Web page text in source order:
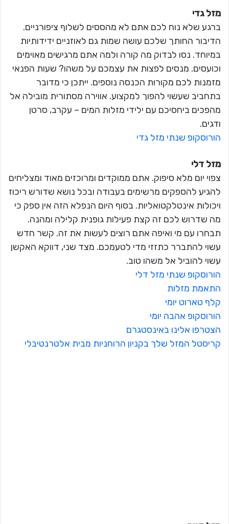
מזל גדי
ברגע שלא נוח לכם אתם לא מהססים לשלוף ציפורניים.
הדיבור החותך שלכם עושה שמות גם לאוזניים ידידותיות
במיוחד. נסו לבדוק מה קורה ולמה אתם מרגישים מאוימים
וכועסים. מנסים לפצות את עצמכם על משהו? שעות הפנאי
מזמנות לכם מקורות הכנסה נוספים. ייתכן כי מדובר
בתחביב שעשוי להפוך למקצוע. אווירה מסתורית מובילה אל
מהפכים ביחסיכם עם ילידי מזלות המים – עקרב, סרטן
ודגים.
הורוסקופ שנתי מזל גדי
מזל דלי
צפוי יום מלא סיפוק. אתם ממוקדים ומרוכזים מאוד ומצליחים
להגיע להספקים מרשימים בעבודה ובכל נושא שדורש ריכוז
ויכולות אינטלקטואליות. בסוף היום הנפלא הזה אין ספק כי
מה שדרוש לכם זה קצת פעילות גופנית קלילה ומהנה.
תבחרו עם מי ואיפה אתם רוצים לעשות את זה. קשר חדש
עשוי להתברר כתזזי מדי לטעמכם. מצד שני, דווקא האקשן
עשוי להוביל אל משהו טוב.
הורוסקופ שנתי מזל דלי
התאמת מזלות
קלף טארוט יומי
הורוסקופ אהבה יומי
הצטרפו אלינו באינסטגרם
קריסטל המזל שלך בקניון הרוחניות מבית אלטרנטיבלי